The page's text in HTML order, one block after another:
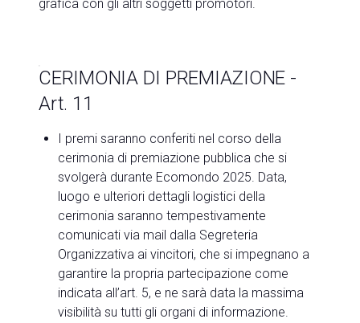
grafica con gli altri soggetti promotori.
CERIMONIA DI PREMIAZIONE -
Art. 11
I premi saranno conferiti nel corso della
cerimonia di premiazione pubblica che si
svolgerà durante Ecomondo 2025. Data,
luogo e ulteriori dettagli logistici della
cerimonia saranno tempestivamente
comunicati via mail dalla Segreteria
Organizzativa ai vincitori, che si impegnano a
garantire la propria partecipazione come
indicata all’art. 5, e ne sarà data la massima
visibilità su tutti gli organi di informazione.